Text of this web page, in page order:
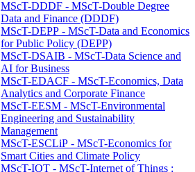
MScT-DDDF - MScT-Double Degree
Data and Finance (DDDF)
MScT-DEPP - MScT-Data and Economics
for Public Policy (DEPP)
MScT-DSAIB - MScT-Data Science and
AI for Business
MScT-EDACF - MScT-Economics, Data
Analytics and Corporate Finance
MScT-EESM - MScT-Environmental
Engineering and Sustainability
Management
MScT-ESCLiP - MScT-Economics for
Smart Cities and Climate Policy
MScT-IOT - MScT-Internet of Things :